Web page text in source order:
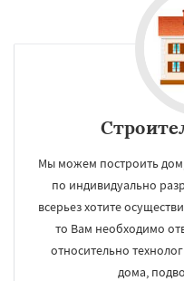
Мы можем построить
по индивидуально
всерьез хотите
то Вам необходимо
относительно
дома,